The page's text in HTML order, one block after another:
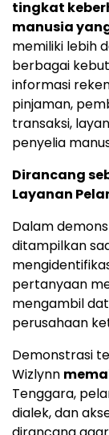
tingkat
manusia
memiliki lebih
berbagai
informasi
pinjaman,
transaksi,
penyelia
Dirancang
Layanan
Dalam
ditampilkan
pertanyaan
mengambil
perusahaan
Demonstrasi
Wizlynn
Tenggara,
dialek, dan